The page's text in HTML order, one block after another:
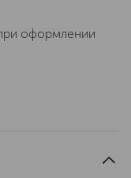
оформлении